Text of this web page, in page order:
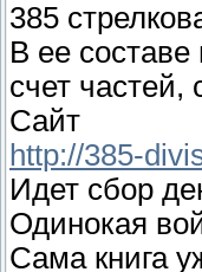
385
В ее
счет
Сайт
http://385-
Идет сбор
Одинокая
Сама книга